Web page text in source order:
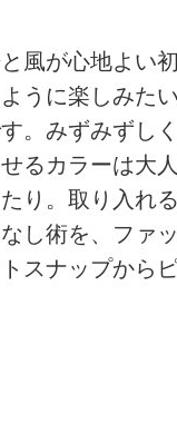
風が心地よい
うに楽しみた
。みずみずし
るカラーは大
り。取り入れ
し術を、ファ
スナップから